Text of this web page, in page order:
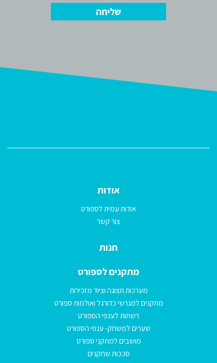
אודות
אודות עמית לספורט
צור קשר
חנות
מתקנים לספורט
מערכות תצוגה וציוד מזכירות
מתקנים למגרשי כדורגל ואולמות ספורט
רשתות לענפי הספורט
שערים למשחק- ענפי הספורט
מושבים למתקני ספורט
סככות שחקנים